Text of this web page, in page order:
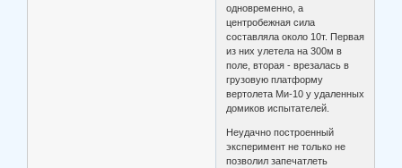
одновременно, а
центробежная сила
составляла около 10т. Первая
из них улетела на 300м в
поле, вторая - врезалась в
грузовую платформу
вертолета Ми-10 у удаленных
домиков испытателей.
Неудачно построенный
эксперимент не только не
позволил запечатлеть